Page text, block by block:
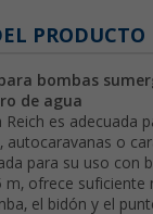
PRODUCTO
bombas
de agua
Reich es adecuada
autocaravanas o
para su uso con
m, ofrece suficiente
el bidón y el